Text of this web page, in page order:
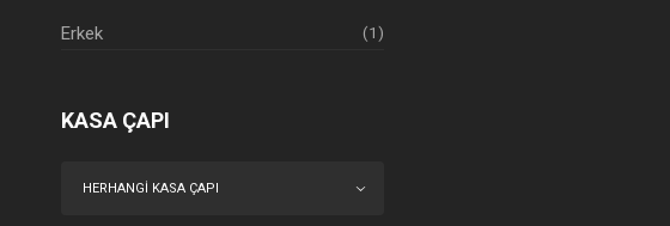
Erkek (1)
KASA ÇAPI
HERHANGI KASA ÇAPI